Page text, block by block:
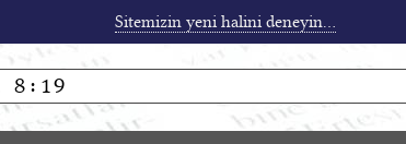
Sitemizin yeni halini deneyin...